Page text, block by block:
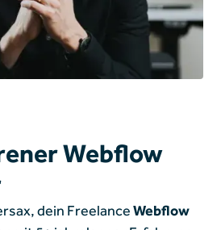
Webflow
dein FreelanceWebflow